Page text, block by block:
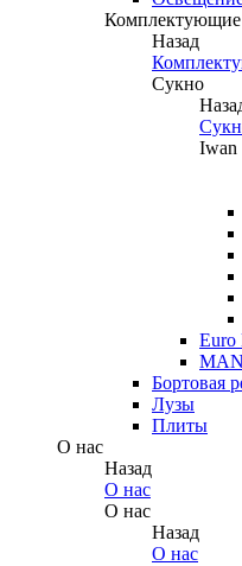
Комплектующие
Назад
Сукно
Iwan
Euro
Бортовая
Лузы
Плиты
О нас
Назад
О нас
О нас
Назад
О нас